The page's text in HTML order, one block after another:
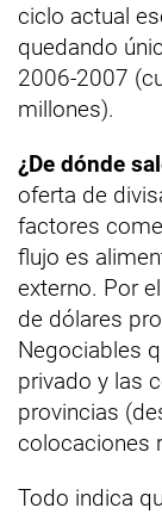
ciclo actual
quedando
2006-2007
millones).
¿De dónde
oferta de
factores
flujo es
externo. Por
de dólares
Negociables
privado y las
provincias
colocaciones
Todo indica